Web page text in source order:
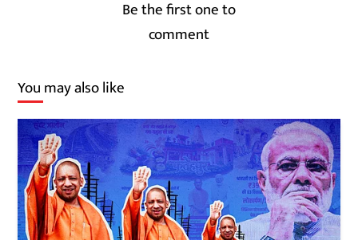
Be the first one to
comment
You may also like